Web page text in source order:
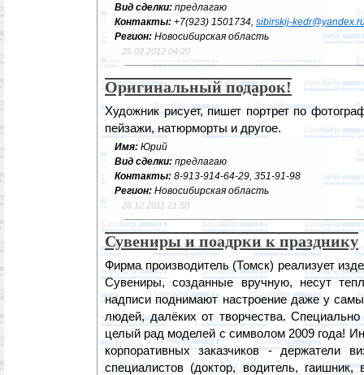
Вид сделки: предлагаю
Контакты: +7(923) 1501734, sibirskij-
Регион: Новосибирская область
25.02.2012 04:20
Оригинальный подарок!
Художник рисует, пишет портрет по
пейзажи, натюрморты и другое.
Имя: Юрий
Вид сделки: предлагаю
Контакты: 8-913-914-64-29, 351-91-98
Регион: Новосибирская область
26.12.2011 21:50
Сувениры и поадрки к празднику
Фирма производитель (Томск) реализует
Сувениры, созданные вручную, несут
надписи поднимают настроение даже у
людей, далёких от творчества.
целый рад моделей с символом 2009 года!
корпоративных заказчиков - держатели
специалистов (доктор, водитель,